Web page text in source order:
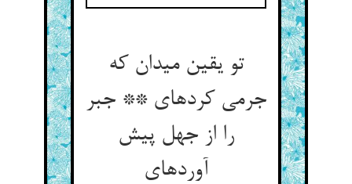
تو یقین می‏دان که
جرمی کرده‏ای ** جبر
را از جهل پیش
آورده‏ای‏